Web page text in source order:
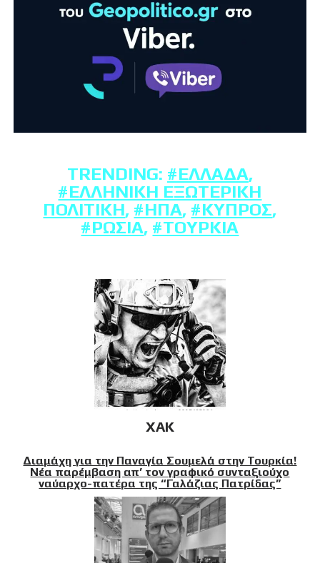
TRENDING: #ΕΛΛΆΔΑ,
#ΕΛΛΗΝΙΚΉ ΕΞΩΤΕΡΙΚΉ
ΠΟΛΙΤΙΚΉ, #ΗΠΑ, #ΚΎΠΡΟΣ,
#ΡΩΣΊΑ, #ΤΟΥΡΚΊΑ
XAK
Διαμάχη για την Παναγία Σουμελά στην Τουρκία!
Νέα παρέμβαση απ’ τον γραφικό συνταξιούχο
ναύαρχο-πατέρα της “Γαλάζιας Πατρίδας”